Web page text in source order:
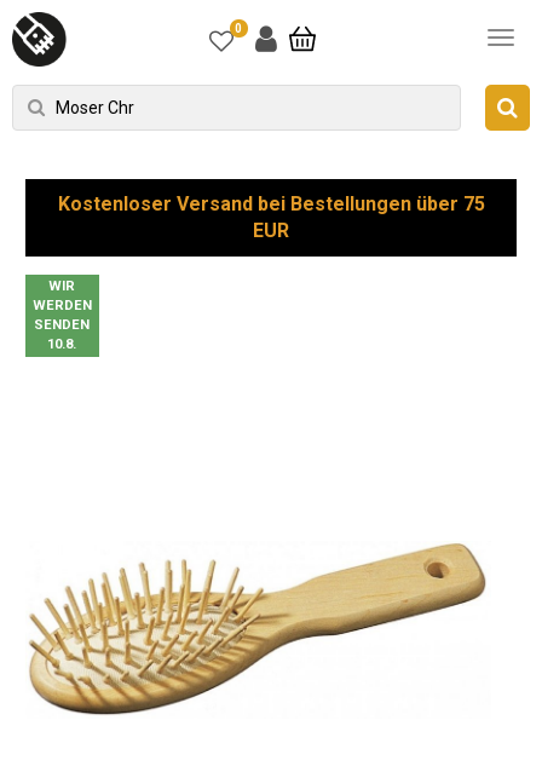
0
Kostenloser Versand bei Bestellungen über 75
EUR
WIR
WERDEN
SENDEN
10.8.